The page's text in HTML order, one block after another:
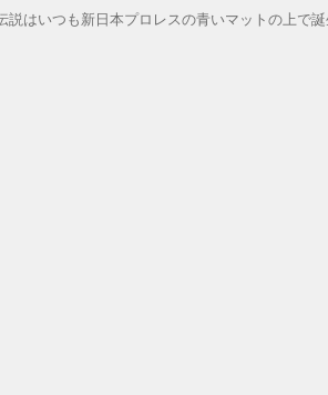
はいつも新日本プロレスの青いマットの上で